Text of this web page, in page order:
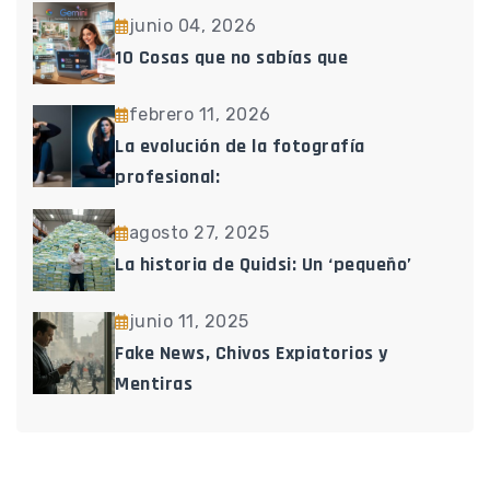
junio 04, 2026
10 Cosas que no sabías que
febrero 11, 2026
La evolución de la fotografía
profesional:
agosto 27, 2025
La historia de Quidsi: Un ‘pequeño’
junio 11, 2025
Fake News, Chivos Expiatorios y
Mentiras